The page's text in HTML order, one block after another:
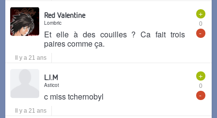
+
0
-
Red Valentine
Lombric
Et elle à des couilles ? Ca fait trois
paires comme ça.
Il y a 21 ans
+
0
-
L.I.M
Asticot
c miss tchernobyl
Il y a 21 ans